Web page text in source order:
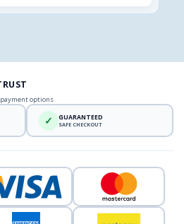
options
✓ GUARANTEED
SAFE CHECKOUT